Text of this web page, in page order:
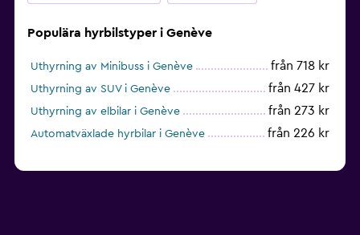
Populära hyrbilstyper i Genève
Uthyrning av Minibuss i Genève från 718 kr
Uthyrning av SUV i Genève från 427 kr
Uthyrning av elbilar i Genève från 273 kr
Automatväxlade hyrbilar i Genève från 226 kr